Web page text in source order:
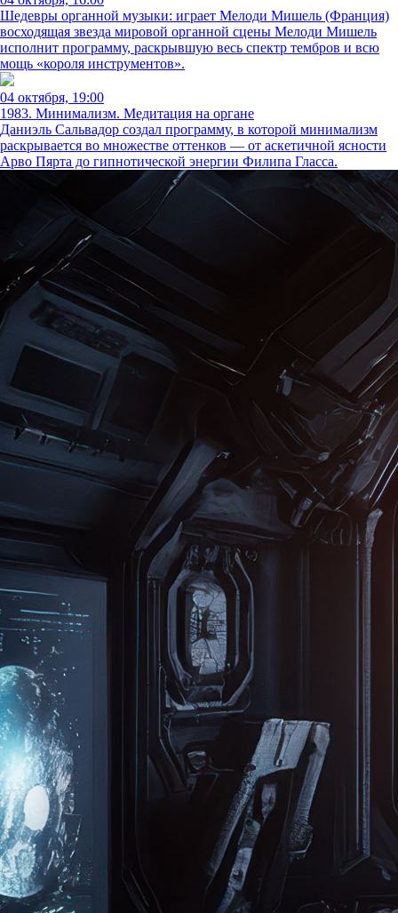
Шедевры органной музыки: играет Мелоди Мишель (Франция)
восходящая звезда мировой органной сцены Мелоди Мишель
исполнит программу, раскрывшую весь спектр тембров и всю
мощь «короля инструментов».
04 октября, 19:00
1983. Минимализм. Медитация на органе
Даниэль Сальвадор создал программу, в которой минимализм
раскрывается во множестве оттенков — от аскетичной ясности
Арво Пярта до гипнотической энергии Филипа Гласса.